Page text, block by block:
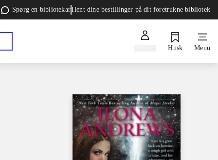
Spørg en bibliotekarHent dine bestillinger på dit foretrukne bibliotek
Husk Menu